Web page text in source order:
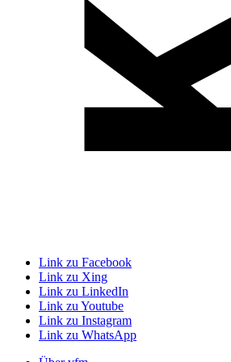
Link zu Facebook
Link zu Xing
Link zu LinkedIn
Link zu Youtube
Link zu Instagram
Link zu WhatsApp